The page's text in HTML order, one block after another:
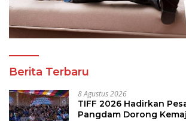
Berita Terbaru
8 Agustus 2026
TIFF 2026 Hadirkan
Pangdam Dorong